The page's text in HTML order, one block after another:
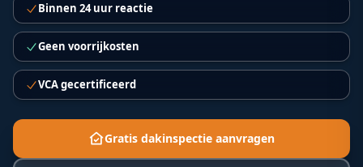
Binnen 24 uur reactie
Geen voorrijkosten
VCA gecertificeerd
Gratis dakinspectie aanvragen